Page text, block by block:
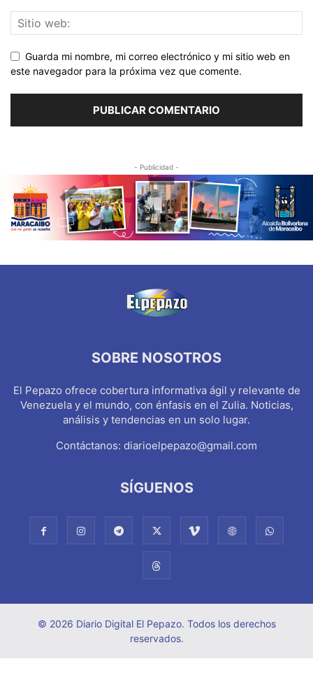
Guarda mi nombre, mi correo electrónico y mi sitio web en
este navegador para la próxima vez que comente.
- Publicidad -
SOBRE NOSOTROS
El Pepazo ofrece cobertura informativa ágil y relevante de
Venezuela y el mundo, con énfasis en el Zulia. Noticias,
análisis y tendencias en un solo lugar.
Contáctanos: diarioelpepazo@gmail.com
SÍGUENOS
© 2026 Diario Digital El Pepazo. Todos los derechos
reservados.